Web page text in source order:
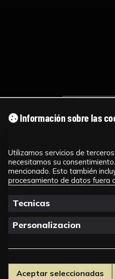
Información sobre las
Utilizamos servicios de
necesitamos su
mencionado. Esto también
procesamiento de datos fuera
Tecnicas
Personalizacion
Aceptar seleccionadas